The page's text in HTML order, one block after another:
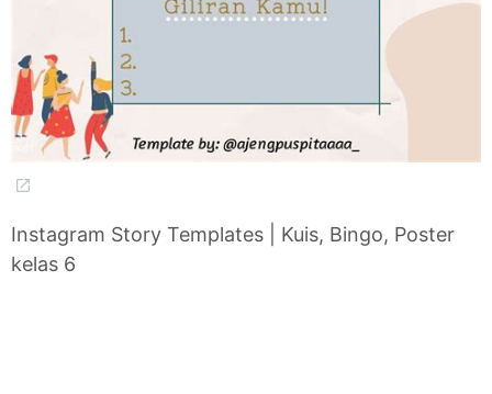
Instagram Story Templates | Kuis, Bingo, Poster
kelas 6